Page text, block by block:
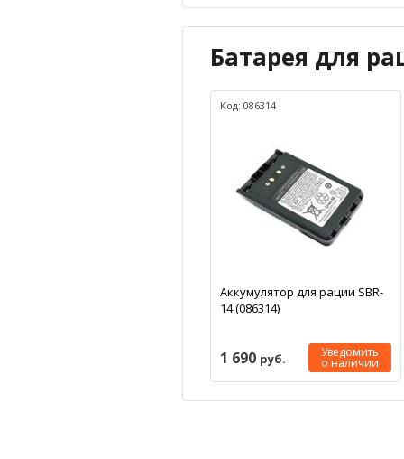
Батарея для
Код: 086314
Аккумулятор для рации SBR-
14 (086314)
1 690 руб. Уведомить
о наличии